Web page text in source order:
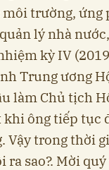
môi trường,
lý nhà
kỳ IV
Trung ương
làm Chủ tịch
ông tiếp tục
Vậy trong thời
ra sao?. Mời